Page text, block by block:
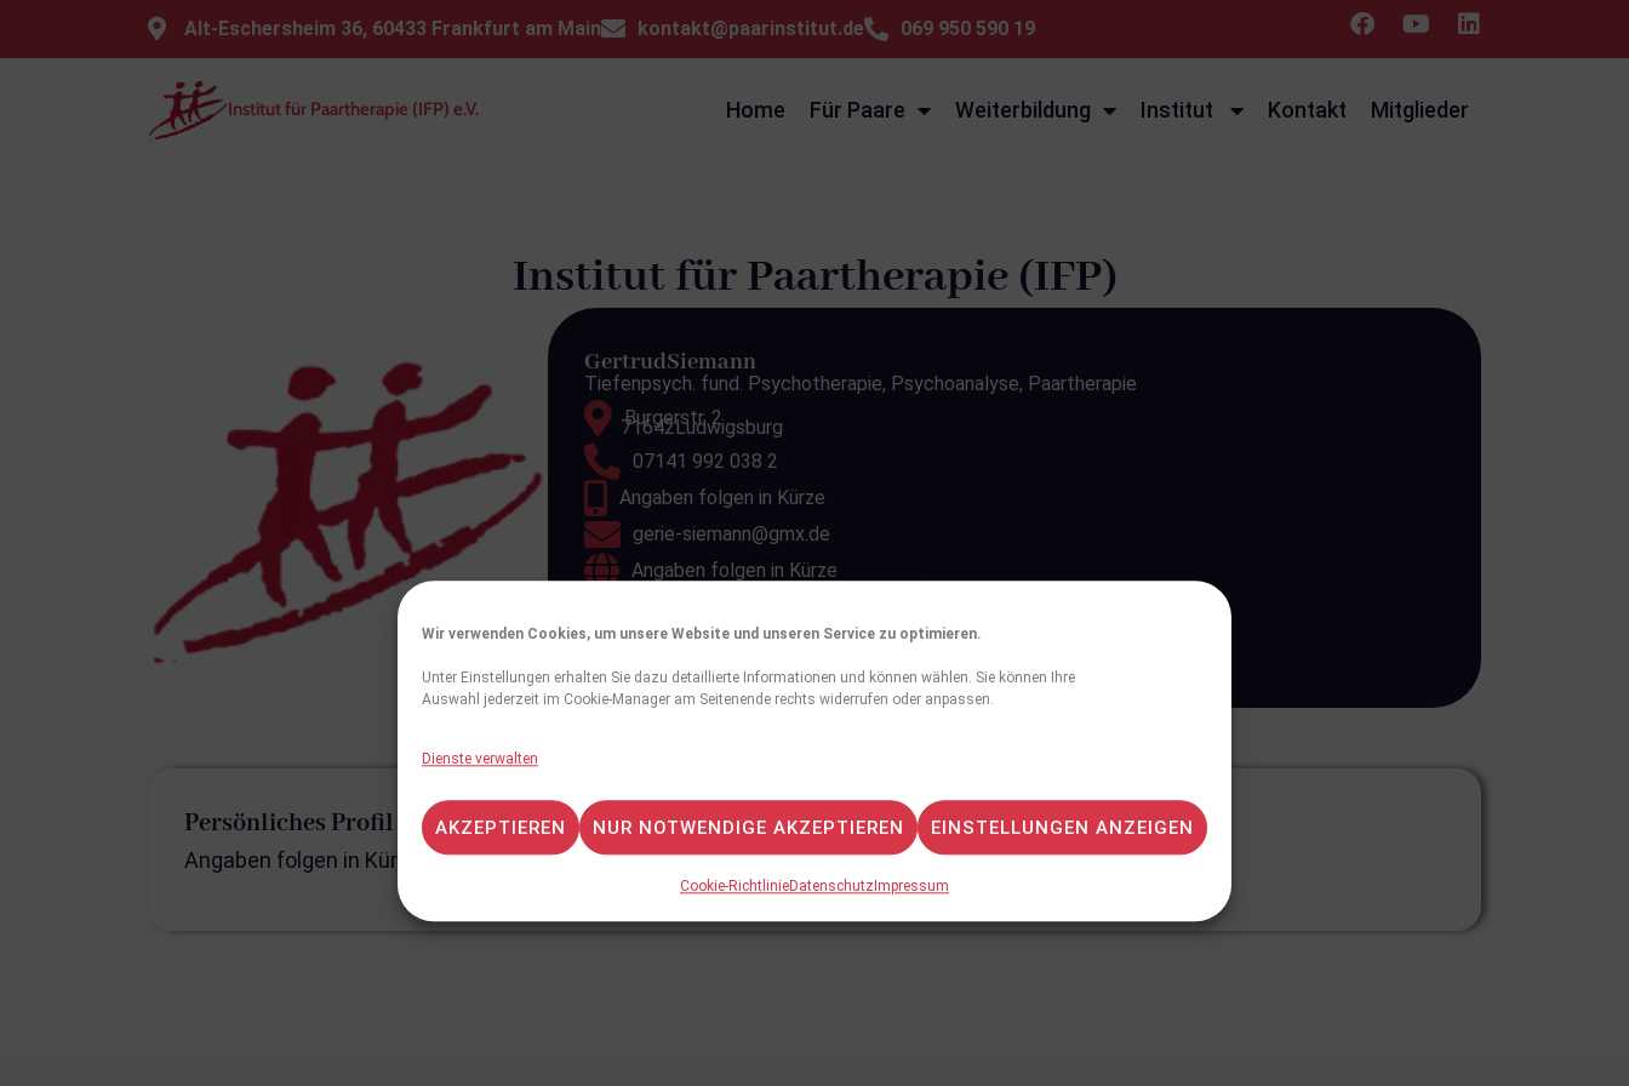
Wir verwenden Cookies, um unsere Website und unseren Service zu optimieren.
Unter Einstellungen erhalten Sie dazu detaillierte Informationen und können wählen. Sie können Ihre
Auswahl jederzeit im Cookie-Manager am Seitenende rechts widerrufen oder anpassen.
Dienste verwalten
AKZEPTIEREN NUR NOTWENDIGE AKZEPTIEREN EINSTELLUNGEN ANZEIGEN
Cookie-RichtlinieDatenschutz Impressum
⁠Alt-Eschersheim 36, 60433 Frankfurt am Main kontakt@paarinstitut.de 069 950 590 19
Institut für Paartherapie (IFP) e.V. Home Für Paare Weiterbildung Institut Kontakt Mitglieder
Institut für Paartherapie (IFP)
GertrudSiemann
Tiefenpsych. fund. Psychotherapie, Psychoanalyse, Paartherapie
Burgerstr. 2
71642Ludwigsburg
07141 992 038 2
Angaben folgen in Kürze
gerie-siemann@gmx.de
Angaben folgen in Kürze
Persönliches Profil
Angaben folgen in Kürze